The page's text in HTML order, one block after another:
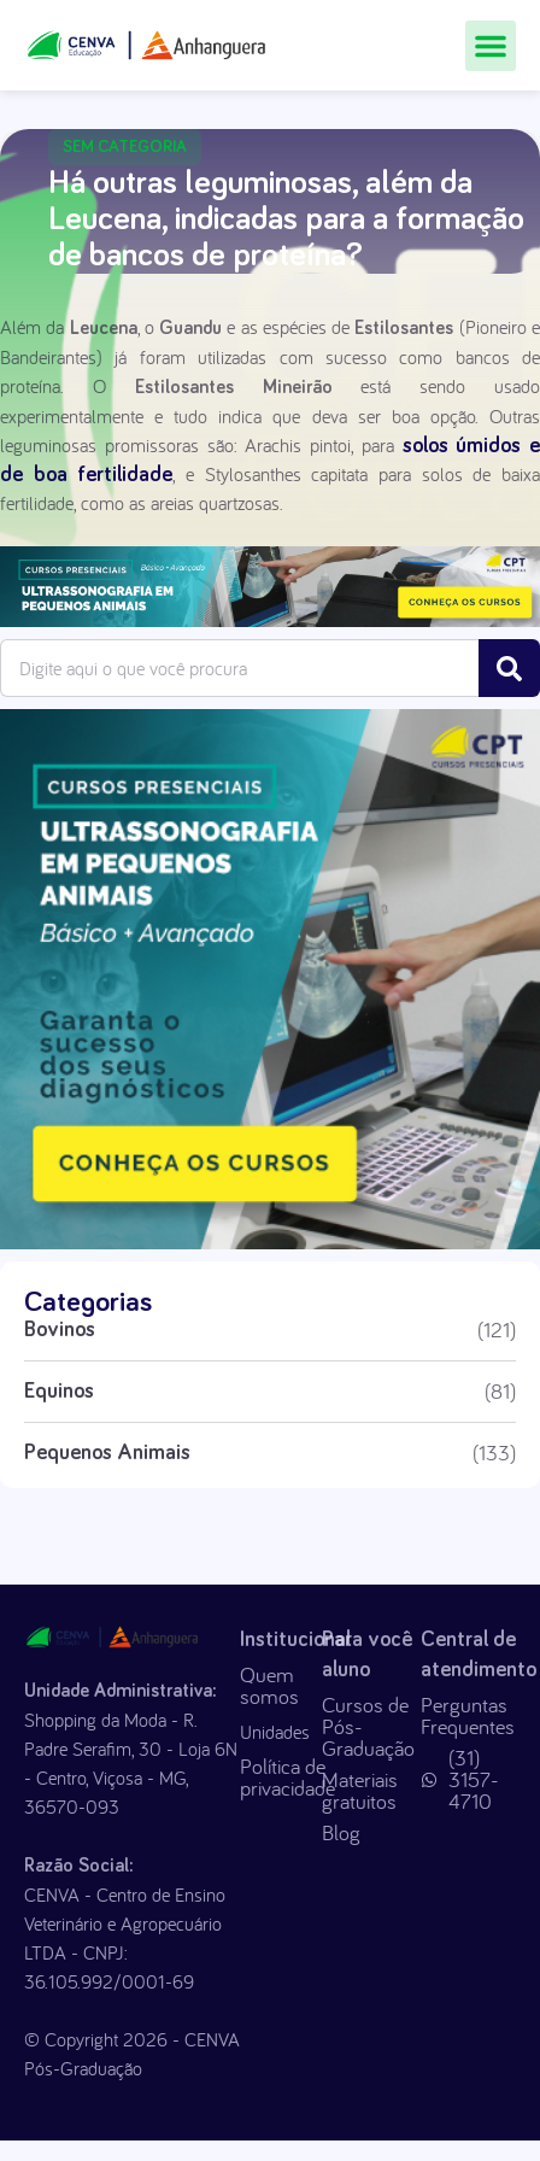
SEM CATEGORIA
Há outras leguminosas, além da
Leucena, indicadas para a formação
de bancos de proteína?
Além da Leucena, o Guandue as espécies de Estilosantes (Pioneiro e
Bandeirantes) já foram utilizadas com sucesso como bancos de
proteína. O
Estilosantes Mineirão
está sendo usado
experimentalmente e tudo indica que deva ser boa opção. Outras
leguminosas promissoras são: Arachis pintoi, parasolos úmidos e
de boa fertilidade, e Stylosanthes capitata para solos de baixa
fertilidade, como as areias quartzosas.
Categorias
Bovinos (121)
Equinos (81)
Pequenos Animais (133)
Unidade Administrativa:
Shopping da Moda - R.
Padre Serafim, 30 - Loja 6N
- Centro, Viçosa - MG,
36570-093
Razão Social:
CENVA - Centro de Ensino
Veterinário e Agropecuário
LTDA - CNPJ:
36.105.992/0001-69
© Copyright 2026 - CENVA
Pós-Graduação
Institucional
Quem
somos
Unidades
Política de
privacidade
Para você
aluno
Cursos de
Pós-
Graduação
Materiais
gratuitos
Blog
Central de
atendimento
Perguntas
Frequentes
(31)
3157-
4710